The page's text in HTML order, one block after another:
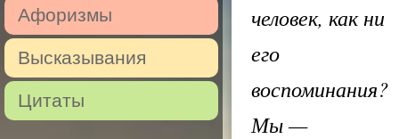
Афоризмы
Высказывания
Цитаты
человек, как ни
его
воспоминания?
Мы —